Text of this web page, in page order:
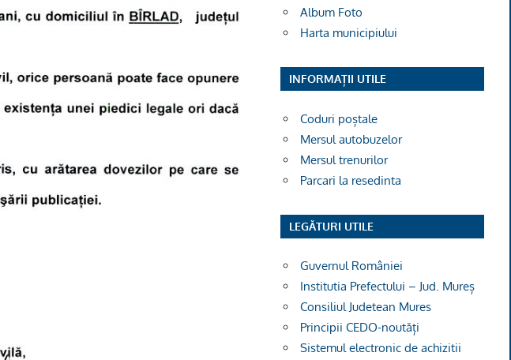
Album Foto
Harta municipiului
INFORMAȚII UTILE
Coduri poștale
Mersul autobuzelor
Mersul trenurilor
Parcari la resedinta
LEGĂTURI UTILE
Guvernul României
Institutia Prefectului – Jud. Mureș
Consiliul Judetean Mures
Principii CEDO-noutăți
Sistemul electronic de achizitii